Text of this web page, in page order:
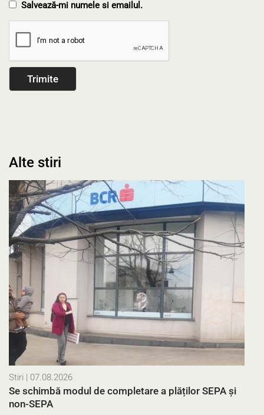
Salvează-mi numele si emailul.
Alte stiri
Stiri | 07.08.2026
Se schimbă modul de completare a plăților SEPA și
non-SEPA